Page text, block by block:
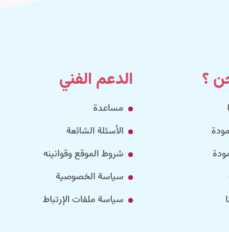
؟ الدعم الفني
مساعدة
الأسئلة الشائعة
شروط الموقع وقوانينه
سياسة الخصوصية
سياسة ملفات الإرتباط